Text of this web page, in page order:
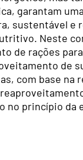
garantam
sustentável e
Neste
de rações
de
com base na
no princípio da